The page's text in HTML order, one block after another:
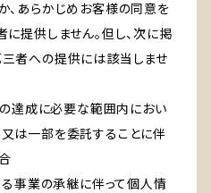
、あらかじめお客様の同意を
提供しません。但し、次に掲
者への提供には該当しませ
の達成に必要な範囲内におい
は一部を委託することに伴
る事業の承継に伴って個人情